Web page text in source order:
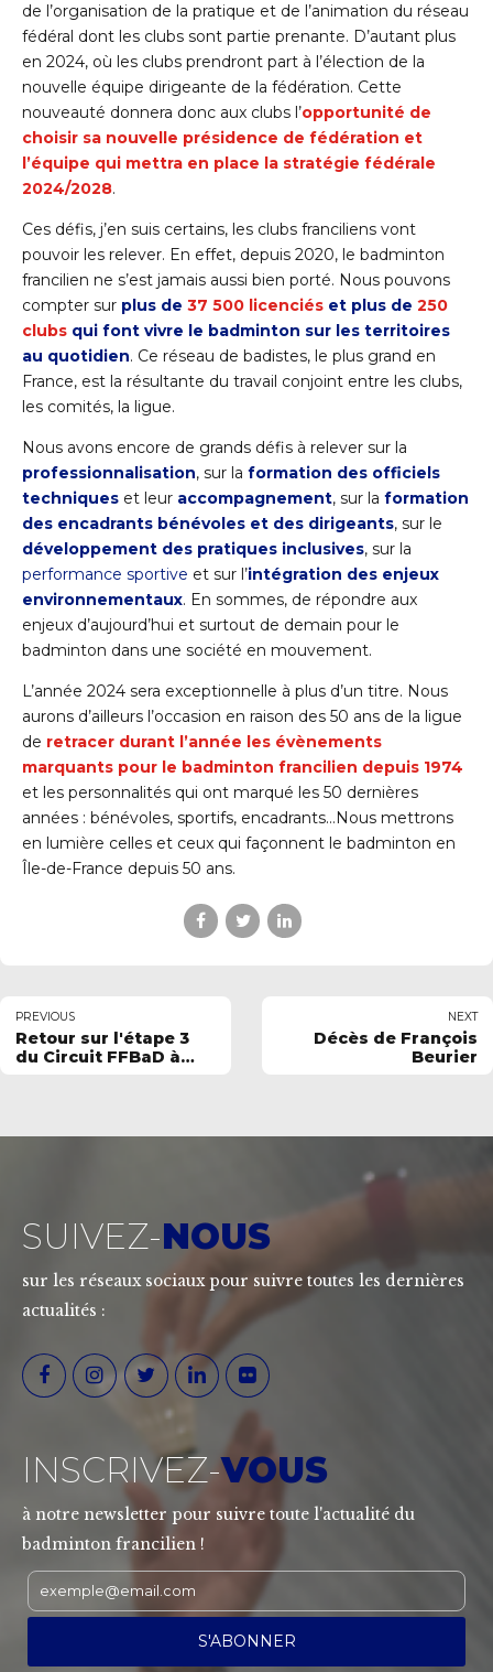
de l’organisation de la pratique et de l’animation du réseau
fédéral dont les clubs sont partie prenante. D’autant plus
en 2024, où les clubs prendront part à l’élection de la
nouvelle équipe dirigeante de la fédération. Cette
nouveauté donnera donc aux clubs l’opportunité de
choisir sa nouvelle présidence de fédération et
l’équipe qui mettra en place la stratégie fédérale
2024/2028.
Ces défis, j’en suis certains, les clubs franciliens vont
pouvoir les relever. En effet, depuis 2020, le badminton
francilien ne s’est jamais aussi bien porté. Nous pouvons
compter sur plus de 37 500 licenciés et plus de 250
clubs qui font vivre le badminton sur les territoires
au quotidien. Ce réseau de badistes, le plus grand en
France, est la résultante du travail conjoint entre les clubs,
les comités, la ligue.
Nous avons encore de grands défis à relever sur la
professionnalisation, sur la formation des officiels
techniques et leur accompagnement, sur la formation
des encadrants bénévoles et des dirigeants, sur le
développement des pratiques inclusives, sur la
performance sportive et sur l’intégration des enjeux
environnementaux. En sommes, de répondre aux
enjeux d’aujourd’hui et surtout de demain pour le
badminton dans une société en mouvement.
L’année 2024 sera exceptionnelle à plus d’un titre. Nous
aurons d’ailleurs l’occasion en raison des 50 ans de la ligue
de retracer durant l’année les évènements
marquants pour le badminton francilien depuis 1974
et les personnalités qui ont marqué les 50 dernières
années : bénévoles, sportifs, encadrants…Nous mettrons
en lumière celles et ceux qui façonnent le badminton en
Île-de-France depuis 50 ans.
PREVIOUS
Retour sur l'étape 3
du Circuit FFBaD à
NEXT
Décès de François
Beurier
SUIVEZ-NOUS
sur les réseaux sociaux pour suivre toutes les dernières
actualités :
INSCRIVEZ-VOUS
à notre newsletter pour suivre toute l'actualité du
badminton francilien !